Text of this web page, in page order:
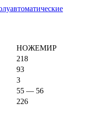
НОЖЕМИР
218
93
3
55 — 56
226